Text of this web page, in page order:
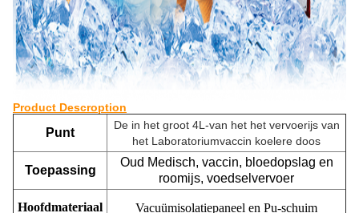
Product Descroption
Punt
De in het groot 4L-van het het vervoerijs van
het Laboratoriumvaccin koelere doos
Toepassing
Oud Medisch, vaccin, bloedopslag en
roomijs, voedselvervoer
Hoofdmateriaal Vacuümisolatiepaneel en Pu-schuim